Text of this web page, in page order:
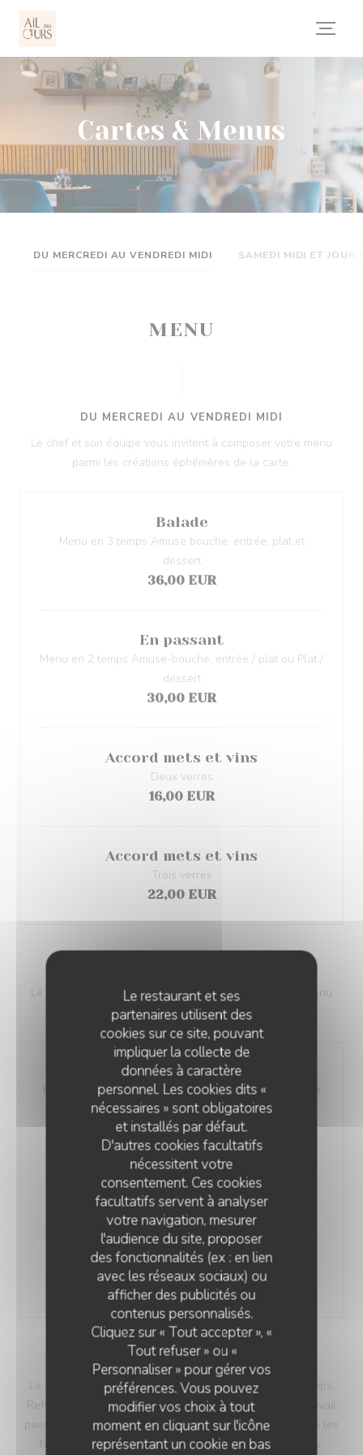
Le restaurant et ses
partenaires utilisent des
cookies sur ce site, pouvant
impliquer la collecte de
données à caractère
personnel. Les cookies dits «
nécessaires » sont obligatoires
et installés par défaut.
D'autres cookies facultatifs
nécessitent votre
consentement. Ces cookies
facultatifs servent à analyser
votre navigation, mesurer
l'audience du site, proposer
des fonctionnalités (ex : en lien
avec les réseaux sociaux) ou
afficher des publicités ou
contenus personnalisés.
Cliquez sur « Tout accepter », «
Tout refuser » ou «
Personnaliser » pour gérer vos
préférences. Vous pouvez
modifier vos choix à tout
moment en cliquant sur l'icône
représentant un cookie en bas
Cartes & Menus
DU MERCREDI AU VENDREDI MIDI SAMEDI MIDI ET JOUR
MENU
DU MERCREDI AU VENDREDI MIDI
Le chef et son équipe vous invitent à composer votre menu
parmi les créations éphémères de la carte.
Balade
Menu en 3 temps Amuse bouche, entrée, plat et
dessert
36,00 EUR
En passant
Menu en 2 temps Amuse-bouche, entrée / plat ou Plat /
dessert
30,00 EUR
Accord mets et vins
Deux verres
16,00 EUR
Accord mets et vins
Trois verres
22,00 EUR
Le chef et son équipe vous invitent à composer votre menu
parmi les créations éphémères de la carte.
Balade
Menu en 3 temps Amuse-bouche, entrée, plat, dessert
36,00 EUR
Accord mets et vins
3 verres
22,00 EUR
Création fromagère
8,00 EUR
SOIR
Le chef et son équipe composent un menu en 4 ou 6 temps.
Reflet éphémère de notre territoire, de la nature et du travail
passionné et passionnant des hommes et des femmes qui les
font vibrer. Parfois déroutantes, souvent réconfortantes,